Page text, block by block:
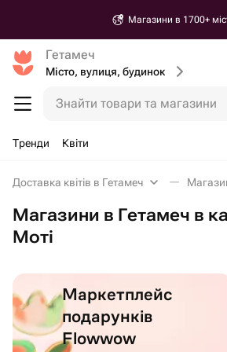
Магазини в 1700+
Гетамеч
Місто, вулиця, будинок
Знайти товари та магазини
Тренди Квіти
Доставка квітів в Гетамеч
Магазини в Гетамеч в
Моті
Маркетплейс
подарунків
Flowwow